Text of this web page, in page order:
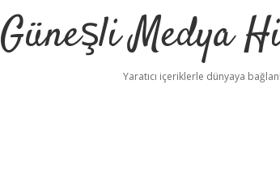
Güneşli Medya
Yaratıcı içeriklerle dünyaya bağlan!